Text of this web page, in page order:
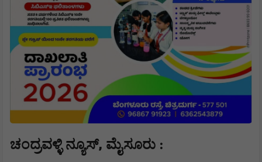
ಚಂದ್ರವಳ್ಳಿ ನ್ಯೂಸ್, ಮೈಸೂರು :